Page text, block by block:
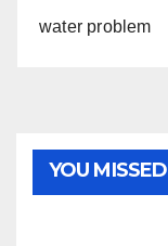
water problem
YOU MISSED